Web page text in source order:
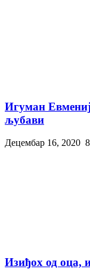
Игуман
љубави
Децембар 16, 2020
Изиђох од оца,